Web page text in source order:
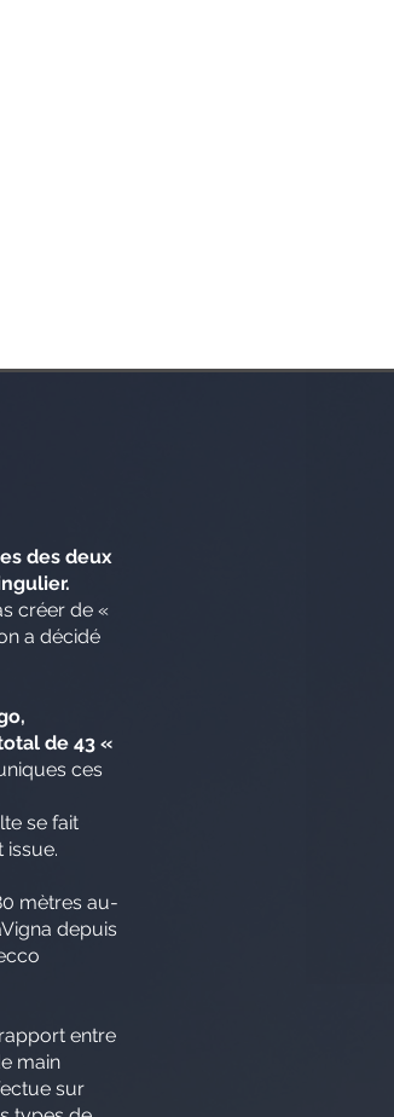
des deux
créer de «
a décidé
de 43 «
ces
se fait
issue.
mètres au-
depuis
entre
main
sur